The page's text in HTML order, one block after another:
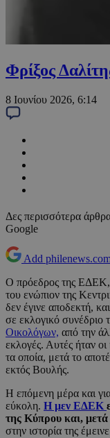
Φρίξος
8 Ιουνίου 2026, 6:14
Δες περισσότερα
Google
Add
Ο πρόεδρος της ΕΔΕΚ,
του ενώπιον της
δεν έγινε αποδεκτή,
σε εκλογικό
Οικολόγων, από την
εκλογές. Αυτές ήταν
τα οποία, μετά το
εκτός Βουλής.
Η επόμενη μέρα και
εύκολη. Η μεν ΕΔΕΚ
της Κύπρου και,
στην ιστορία της